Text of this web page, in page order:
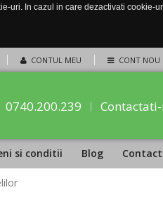
uri. In cazul in care dezactivati cookie-
CONTUL MEU CONT NOU
0740.200.239
si conditii Blog Contact